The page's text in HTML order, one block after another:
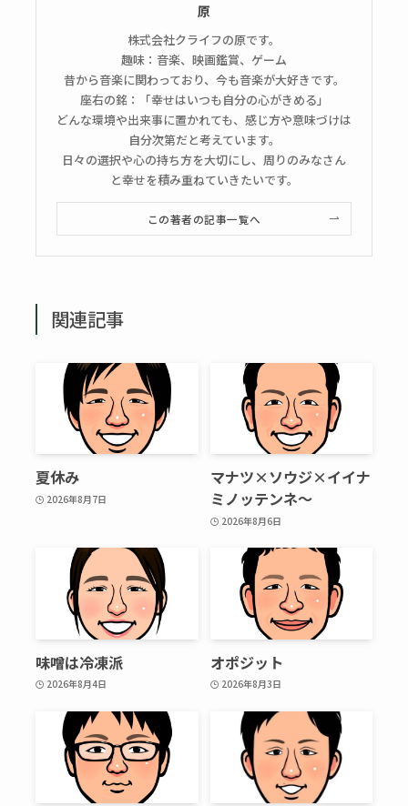
原
株式会社クライフの原です。
趣味：音楽、映画鑑賞、ゲーム
昔から音楽に関わっており、今も音楽が大好きです。
座右の銘：「幸せはいつも自分の心がきめる」
どんな環境や出来事に置かれても、感じ方や意味づけは
自分次第だと考えています。
日々の選択や心の持ち方を大切にし、周りのみなさん
と幸せを積み重ねていきたいです。
この著者の記事一覧へ
関連記事
夏休み
2026年8月7日
マナツ×ソウジ×イイナ
ミノッテンネ～
2026年8月6日
味噌は冷凍派
2026年8月4日
オポジット
2026年8月3日